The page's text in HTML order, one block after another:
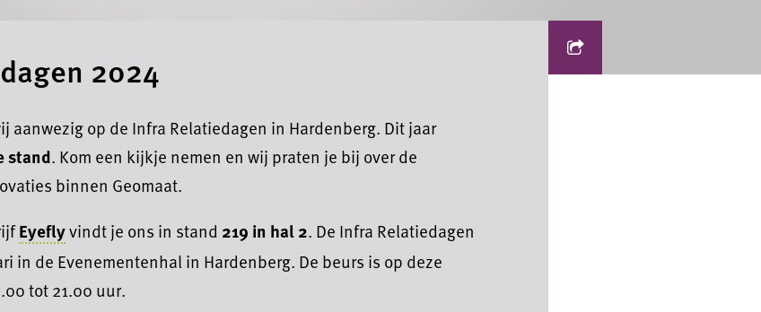
2024
aanwezig op de Infra Relatiedagen in Hardenberg. Dit jaar
stand. Kom een kijkje nemen en wij praten je bij over de
binnen Geomaat.
Eyeflyvindt je ons in stand 219 in hal 2. De Infra Relatiedagen
in de Evenementenhal in Hardenberg. De beurs is op deze
tot 21.00 uur.